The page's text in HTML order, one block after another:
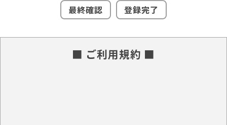
最終確認
登録完了
■ ご利用規約 ■